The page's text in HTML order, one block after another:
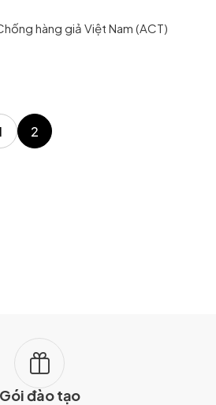
hàng giả Việt Nam (ACT)
2
Gói đào tạo